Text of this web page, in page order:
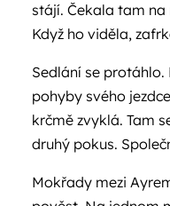
stájí. Čekala tam na
Když ho viděla,
Sedlání se
pohyby svého
krčmě zvyklá. Tam
druhý pokus.
Mokřady mezi